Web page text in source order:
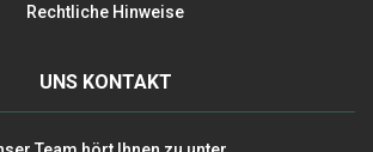
Rechtliche Hinweise
UNS KONTAKT